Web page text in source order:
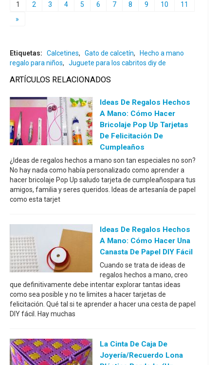
1 2 3 4 5 6 7 8 9 10
11
»
Etiquetas: Calcetines, Gato de calcetín,
Hecho a mano
regalo para niños, Juguete para los cabritos diy de
ARTÍCULOS RELACIONADOS
Ideas De Regalos Hechos
A Mano: Cómo Hacer
Bricolaje Pop Up Tarjetas
De Felicitación De
Cumpleaños
¿Ideas de regalos hechos a mano son tan especiales no son?
No hay nada como había personalizado como aprender a
hacer bricolaje Pop Up saludo tarjeta de cumpleañospara tus
amigos, familia y seres queridos. Ideas de artesanía de papel
como esta tarjet
Ideas De Regalos Hechos
A Mano: Cómo Hacer Una
Canasta De Papel DIY Fácil
Cuando se trata de ideas de
regalos hechos a mano, creo
que definitivamente debe intentar explorar tantas ideas
como sea posible y no te limites a hacer tarjetas de
felicitación. Qué tal si te aprender a hacer una cesta de papel
DIY fácil. Hay muchas
La Cinta De Caja De
Joyería/recuerdo Lona